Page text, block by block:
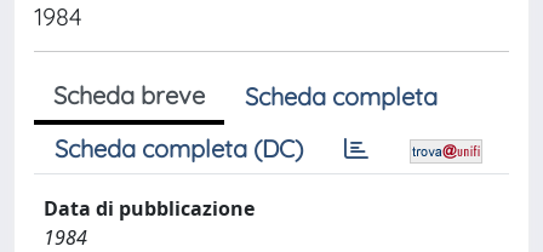
1984
Scheda breve
Scheda completa
Scheda completa (DC)
Data di pubblicazione
1984